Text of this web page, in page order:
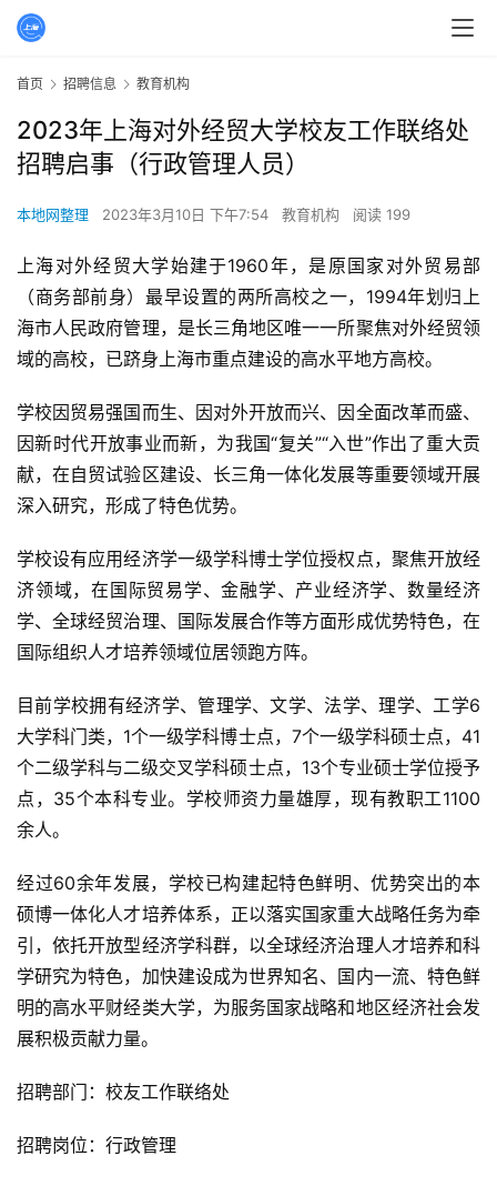
首页 招聘信息 教育机构
2023年上海对外经贸大学校友工作联络处
招聘启事（行政管理人员）
本地网整理 2023年3月10日 下午7:54 教育机构 阅读 199
上海对外经贸大学始建于1960年，是原国家对外贸易部
（商务部前身）最早设置的两所高校之一，1994年划归上
海市人民政府管理，是长三角地区唯一一所聚焦对外经贸领
域的高校，已跻身上海市重点建设的高水平地方高校。
学校因贸易强国而生、因对外开放而兴、因全面改革而盛、
因新时代开放事业而新，为我国“复关”“入世”作出了重大贡
献，在自贸试验区建设、长三角一体化发展等重要领域开展
深入研究，形成了特色优势。
学校设有应用经济学一级学科博士学位授权点，聚焦开放经
济领域，在国际贸易学、金融学、产业经济学、数量经济
学、全球经贸治理、国际发展合作等方面形成优势特色，在
国际组织人才培养领域位居领跑方阵。
目前学校拥有经济学、管理学、文学、法学、理学、工学6
大学科门类，1个一级学科博士点，7个一级学科硕士点，41
个二级学科与二级交叉学科硕士点，13个专业硕士学位授予
点，35个本科专业。学校师资力量雄厚，现有教职工1100
余人。
经过60余年发展，学校已构建起特色鲜明、优势突出的本
硕博一体化人才培养体系，正以落实国家重大战略任务为牵
引，依托开放型经济学科群，以全球经济治理人才培养和科
学研究为特色，加快建设成为世界知名、国内一流、特色鲜
明的高水平财经类大学，为服务国家战略和地区经济社会发
展积极贡献力量。
招聘部门：校友工作联络处
招聘岗位：行政管理